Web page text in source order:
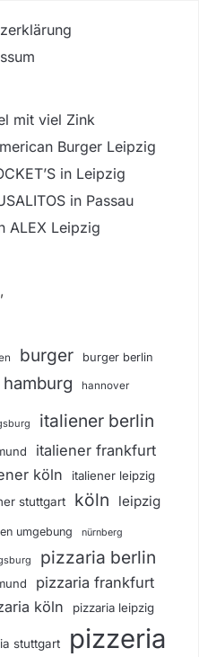
mit viel Zink
Burger Leipzig
in Leipzig
in Passau
ALEX Leipzig
burger burger berlin
hamburg hannover
italiener berlin
italiener frankfurt
köln italiener leipzig
stuttgart köln leipzig
umgebung nürnberg
pizzaria berlin
pizzaria frankfurt
köln pizzaria leipzig
stuttgart pizzeria